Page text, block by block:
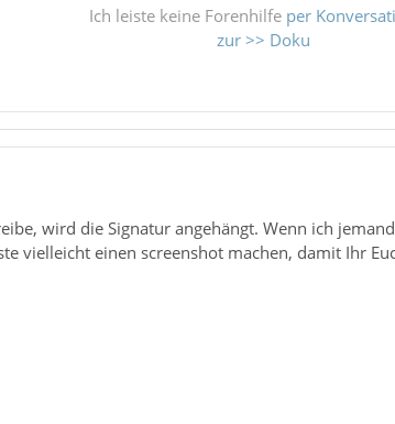
Ich leiste keine Forenhilfe per
zur >> Doku
wird die Signatur angehängt. Wenn ich
vielleicht einen screenshot machen, damit Ihr